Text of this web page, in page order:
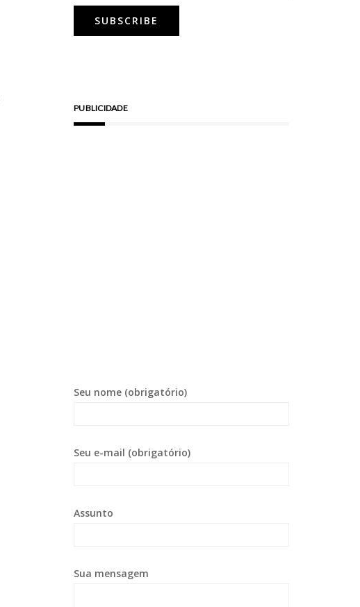
PUBLICIDADE
Seu nome (obrigatório)
Seu e-mail (obrigatório)
Assunto
Sua mensagem